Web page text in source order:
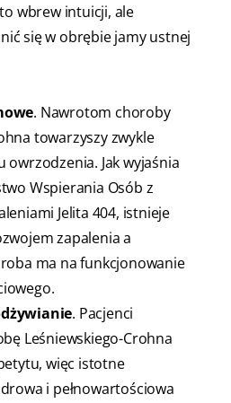
wbrew intuicji, ale
się w obrębie jamy ustnej
. Nawrotom choroby
towarzyszy zwykle
owrzodzenia. Jak wyjaśnia
Wspierania Osób z
Jelita 404, istnieje
zapalenia a
ma na funkcjonowanie
. Pacjenci
Leśniewskiego-Crohna
więc istotne
i pełnowartościowa